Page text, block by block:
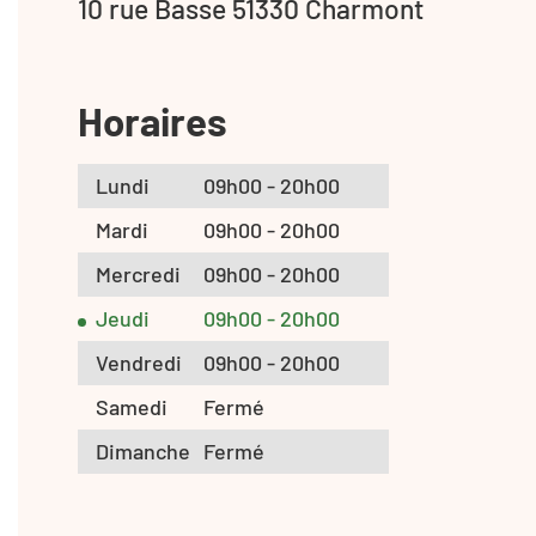
10 rue Basse 51330 Charmont
Horaires
Lundi
09h00 - 20h00
Mardi
09h00 - 20h00
Mercredi
09h00 - 20h00
Jeudi
09h00 - 20h00
Vendredi
09h00 - 20h00
Samedi
Fermé
Dimanche Fermé